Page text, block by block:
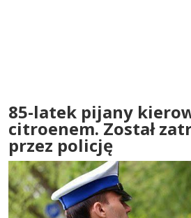
85-latek pijany
citroenem. Został
przez policję